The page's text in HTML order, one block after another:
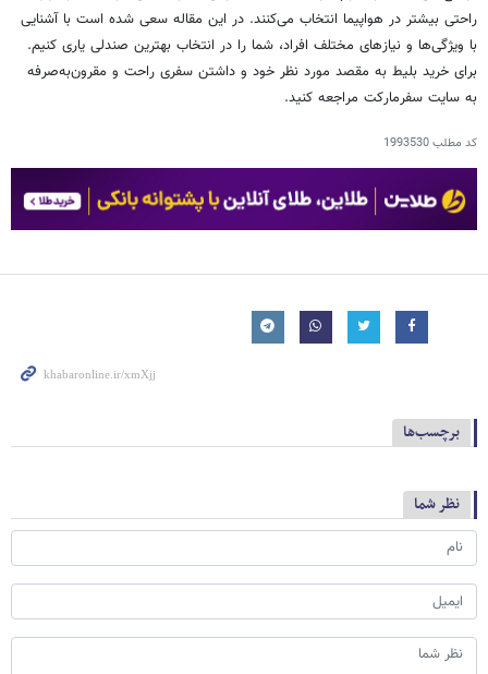
راحتی بیشتر در هواپیما انتخاب می‌کنند. در این مقاله سعی شده است با آشنایی
با ویژگی‌ها و نیازهای مختلف افراد، شما را در انتخاب بهترین صندلی یاری کنیم.
برای خرید بلیط به مقصد مورد نظر خود و داشتن سفری راحت و مقرون‌به‌صرفه
به سایت سفرمارکت مراجعه کنید.
کد مطلب1993530
برچسب‌ها
نظر شما